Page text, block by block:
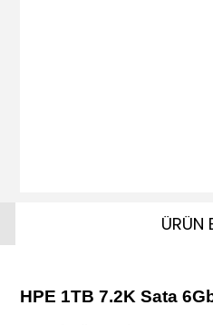
ÜRÜN
HPE 1TB 7.2K Sata